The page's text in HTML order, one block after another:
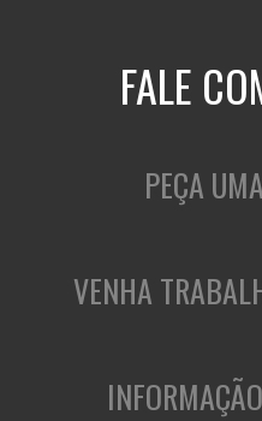
FALE
PEÇA
VENHA